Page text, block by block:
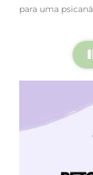
para uma